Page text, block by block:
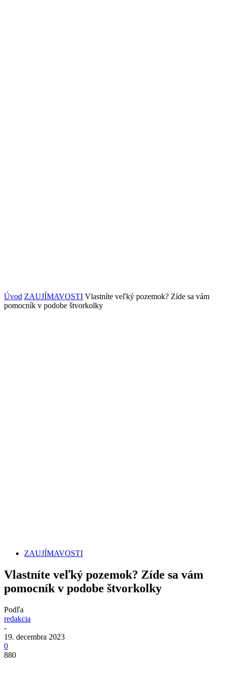
Úvod ZAUJÍMAVOSTI Vlastníte veľký pozemok? Zíde sa vám
pomocník v podobe štvorkolky
ZAUJÍMAVOSTI
Vlastníte veľký pozemok? Zíde sa vám
pomocník v podobe štvorkolky
Podľa
redakcia
-
19. decembra 2023
0
880